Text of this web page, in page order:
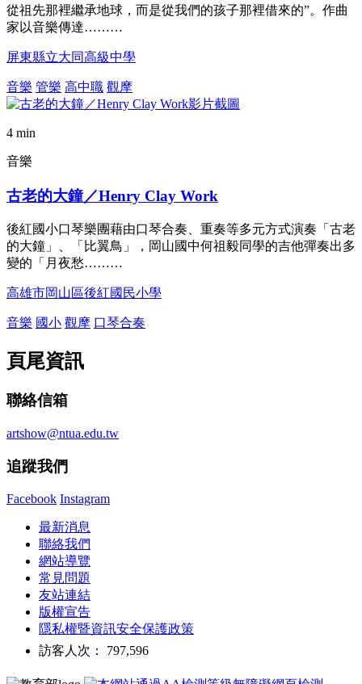
從祖先那裡繼承地球，而是從我們的孩子那裡借來的”。作曲
家以音樂傳達………
屏東縣立大同高級中學
音樂 管樂 高中職 觀摩
4 min
音樂
古老的大鐘／Henry Clay Work
後紅國小口琴樂團藉由口琴合奏、重奏等多元方式演奏「古老
的大鐘」、「比翼鳥」，岡山國中何祖毅同學的吉他彈奏出多
變的「月夜愁………
高雄市岡山區後紅國民小學
音樂 國小 觀摩 口琴合奏
頁尾資訊
聯絡信箱
artshow@ntua.edu.tw
追蹤我們
Facebook Instagram
最新消息
聯絡我們
網站導覽
常見問題
友站連結
版權宣告
隱私權暨資訊安全保護政策
訪客人次： 797,596